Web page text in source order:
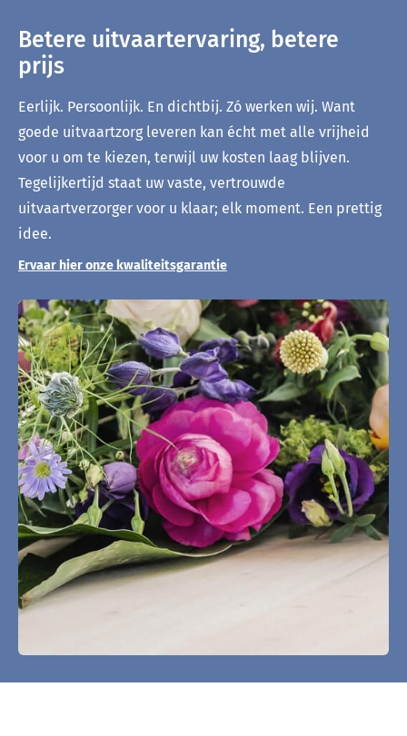
Betere uitvaartervaring, betere
prijs
Eerlijk. Persoonlijk. En dichtbij. Zó werken wij. Want
goede uitvaartzorg leveren kan écht met alle vrijheid
voor u om te kiezen, terwijl uw kosten laag blijven.
Tegelijkertijd staat uw vaste, vertrouwde
uitvaartverzorger voor u klaar; elk moment. Een prettig
idee.
Ervaar hier onze kwaliteitsgarantie